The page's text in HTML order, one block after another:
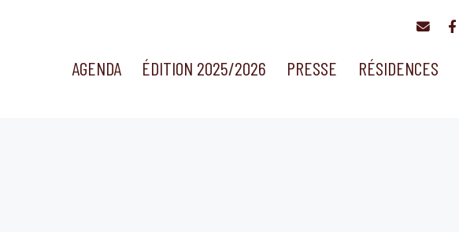
AGENDA ÉDITION 2025/2026 PRESSE RÉSIDENCES